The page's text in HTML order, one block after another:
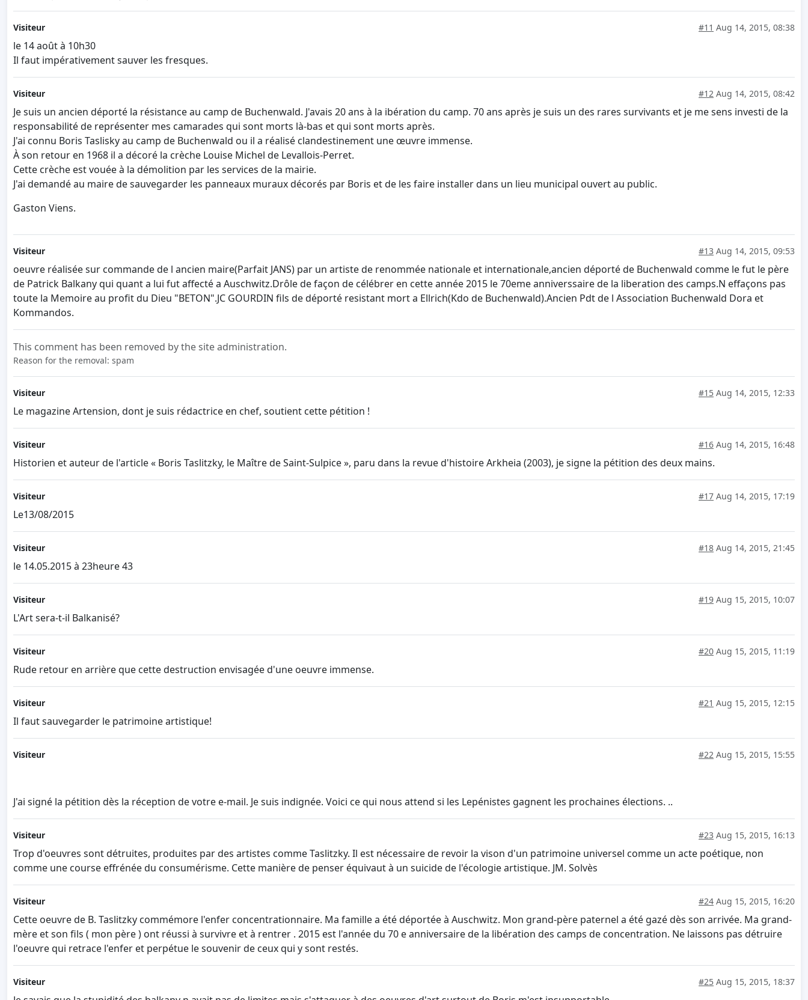
Visiteur #11 Aug 14, 2015, 08:38
le 14 août à 10h30
Il faut impérativement sauver les fresques.
Visiteur #12 Aug 14, 2015, 08:42
Je suis un ancien déporté la résistance au camp de Buchenwald. J'avais 20 ans à la ibération du camp. 70 ans après je suis un des rares survivants et je me sens investi de la
responsabilité de représenter mes camarades qui sont morts là-bas et qui sont morts après.
J'ai connu Boris Taslisky au camp de Buchenwald ou il a réalisé clandestinement une œuvre immense.
À son retour en 1968 il a décoré la crèche Louise Michel de Levallois-Perret.
Cette crèche est vouée à la démolition par les services de la mairie.
J'ai demandé au maire de sauvegarder les panneaux muraux décorés par Boris et de les faire installer dans un lieu municipal ouvert au public.
Gaston Viens.
Visiteur #13 Aug 14, 2015, 09:53
oeuvre réalisée sur commande de l ancien maire(Parfait JANS) par un artiste de renommée nationale et internationale,ancien déporté de Buchenwald comme le fut le père
de Patrick Balkany qui quant a lui fut affecté a Auschwitz.Drôle de façon de célébrer en cette année 2015 le 70eme anniverssaire de la liberation des camps.N effaçons pas
toute la Memoire au profit du Dieu "BETON".JC GOURDIN fils de déporté resistant mort a Ellrich(Kdo de Buchenwald).Ancien Pdt de l Association Buchenwald Dora et
Kommandos.
This comment has been removed by the site administration.
Reason for the removal: spam
Visiteur #15 Aug 14, 2015, 12:33
Le magazine Artension, dont je suis rédactrice en chef, soutient cette pétition !
Visiteur #16 Aug 14, 2015, 16:48
Historien et auteur de l'article « Boris Taslitzky, le Maître de Saint-Sulpice », paru dans la revue d'histoire Arkheia (2003), je signe la pétition des deux mains.
Visiteur #17 Aug 14, 2015, 17:19
Le13/08/2015
Visiteur #18 Aug 14, 2015, 21:45
le 14.05.2015 à 23heure 43
Visiteur #19 Aug 15, 2015, 10:07
L'Art sera-t-il Balkanisé?
Visiteur #20 Aug 15, 2015, 11:19
Rude retour en arrière que cette destruction envisagée d'une oeuvre immense.
Visiteur #21 Aug 15, 2015, 12:15
Il faut sauvegarder le patrimoine artistique!
Visiteur #22 Aug 15, 2015, 15:55
J'ai signé la pétition dès la réception de votre e-mail. Je suis indignée. Voici ce qui nous attend si les Lepénistes gagnent les prochaines élections. ..
Visiteur #23 Aug 15, 2015, 16:13
Trop d'oeuvres sont détruites, produites par des artistes comme Taslitzky. Il est nécessaire de revoir la vison d'un patrimoine universel comme un acte poétique, non
comme une course effrénée du consumérisme. Cette manière de penser équivaut à un suicide de l'écologie artistique. JM. Solvès
Visiteur #24 Aug 15, 2015, 16:20
Cette oeuvre de B. Taslitzky commémore l'enfer concentrationnaire. Ma famille a été déportée à Auschwitz. Mon grand-père paternel a été gazé dès son arrivée. Ma grand-
mère et son fils ( mon père ) ont réussi à survivre et à rentrer . 2015 est l'année du 70 e anniversaire de la libération des camps de concentration. Ne laissons pas détruire
l'oeuvre qui retrace l'enfer et perpétue le souvenir de ceux qui y sont restés.
Visiteur #25 Aug 15, 2015, 18:37